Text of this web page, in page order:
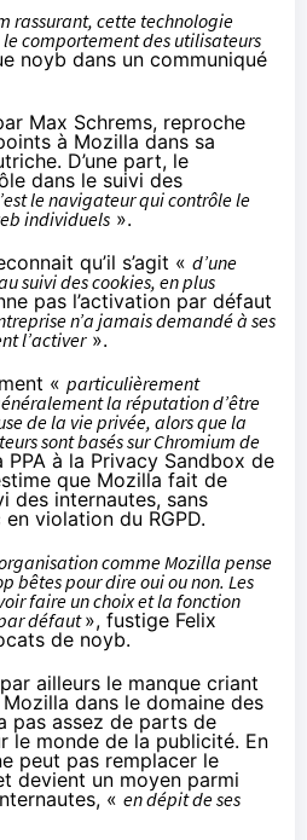
rassurant, cette technologie
comportement des utilisateurs
noyb dans un communiqué
Max Schrems, reproche
à Mozilla dans sa
D’une part, le
dans le suivi des
le navigateur qui contrôle le
individuels ».
qu’il s’agit « d’une
suivi des cookies, en plus
pas l’activation par défaut
n’a jamais demandé à ses
l’activer».
« particulièrement
la réputation d’être
de la vie privée, alors que la
sont basés sur Chromium de
PPA à la Privacy Sandbox de
que Mozilla fait de
des internautes, sans
violation du RGPD.
comme Mozilla pense
bêtes pour dire oui ou non. Les
faire un choix et la fonction
défaut», fustige Felix
de noyb.
ailleurs le manque criant
dans le domaine des
pas assez de parts de
le monde de la publicité. En
peut pas remplacer le
devient un moyen parmi
« en dépit de ses